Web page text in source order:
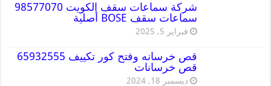
شركة سماعات سقف الكويت 98577070
سماعات سقف BOSE أصلية
فبراير 5, 2025
قص خرسانه وفتح كور تكييف 65932555
قص خرسانات
ديسمبر 18, 2024